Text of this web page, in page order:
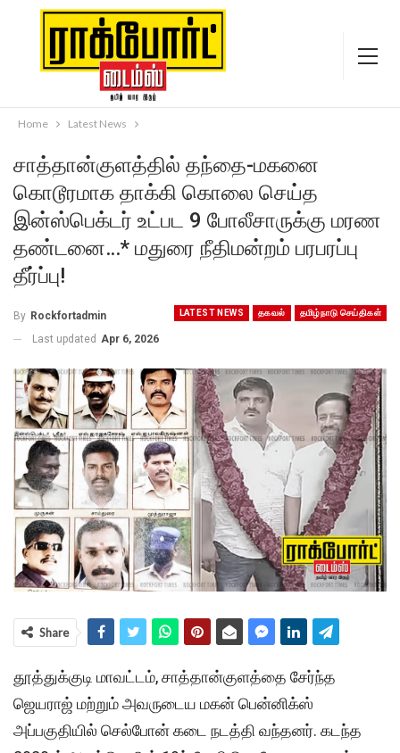
Home Latest News
சாத்தான்குளத்தில் தந்தை-மகனை
கொடூரமாக தாக்கி கொலை செய்த
இன்ஸ்பெக்டர் உட்பட 9 போலீசாருக்கு மரண
தண்டனை…* மதுரை நீதிமன்றம் பரபரப்பு
தீர்ப்பு!
LATEST NEWS தகவல் தமிழ்நாடு செய்திகள்
By Rockfortadmin
Last updated Apr 6, 2026
Share
தூத்துக்குடி மாவட்டம், சாத்தான்குளத்தை சேர்ந்த
ஜெயராஜ் மற்றும் அவருடைய மகன் பென்னிக்ஸ்
அப்பகுதியில் செல்போன் கடை நடத்தி வந்தனர். கடந்த